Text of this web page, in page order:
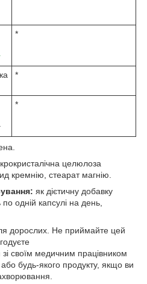
*
*
*
целюлоза
кремнію, стеарат магнію.
як дієтичну добавку
одній капсулі на день,
дорослих. Не приймайте цей
своїм медичним працівником
будь-якого продукту, якщо ви